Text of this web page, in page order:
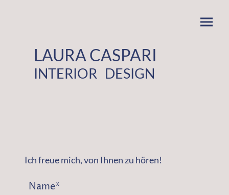
LAURA CASPARI
INTERIOR DESIGN
Ich freue mich, von Ihnen zu hören!
Name*